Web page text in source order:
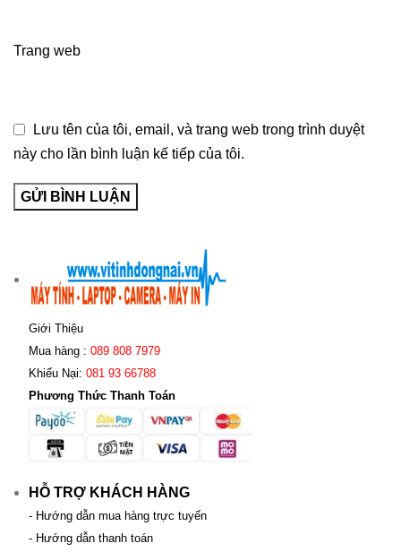
Trang web
Lưu tên của tôi, email, và trang web trong trình duyệt
này cho lần bình luận kế tiếp của tôi.
Giới Thiệu
Mua hàng : 089 808 7979
Khiếu Nại: 081 93 66788
Phương Thức Thanh Toán
HỖ TRỢ KHÁCH HÀNG
- Hướng dẫn mua hàng trực tuyến
- Hướng dẫn thanh toán